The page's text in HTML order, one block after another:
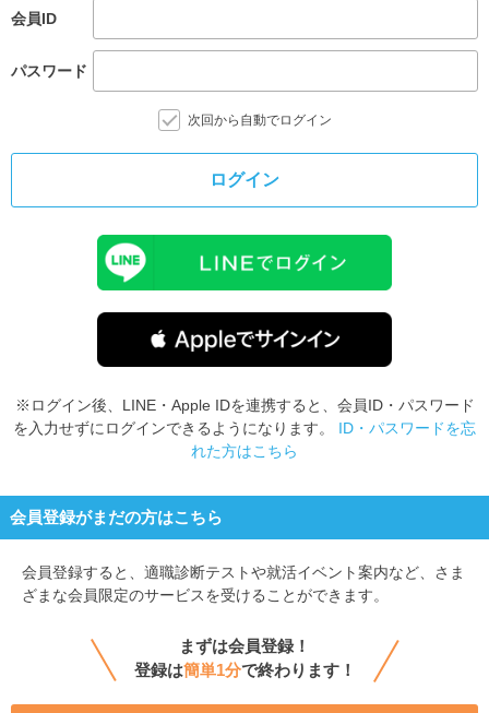
会員ID
パスワード
次回から自動でログイン
ログイン
※ログイン後、LINE・Apple IDを連携すると、会員ID・パスワード
を入力せずにログインできるようになります。 ID・パスワードを忘
れた方はこちら
会員登録がまだの方はこちら
会員登録すると、 適職診断テストや就活イベント案内など、さま
ざまな会員限定のサービスを受けることができます。
まずは会員登録！
登録は簡単1分で終わります！